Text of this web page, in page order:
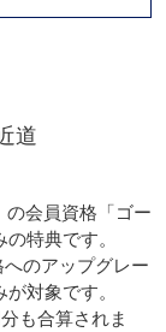
道
会員資格「ゴー
特典です。
のアップグレー
対象です。
も合算されま